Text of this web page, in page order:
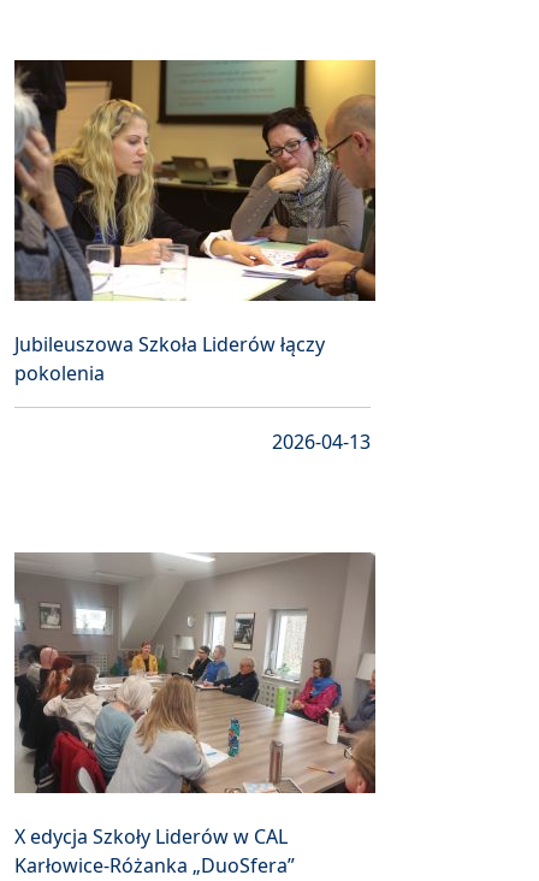
Jubileuszowa Szkoła Liderów łączy
pokolenia
2026-04-13
X edycja Szkoły Liderów w CAL
Karłowice-Różanka „DuoSfera”